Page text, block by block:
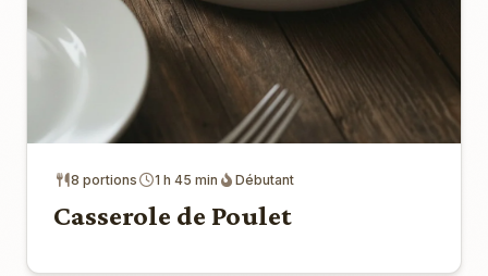
8 portions 1 h 45 min Débutant
Casserole de Poulet